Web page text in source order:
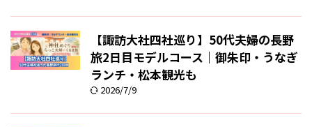
【諏訪大社四社巡り】50代夫婦の長野
旅2日目モデルコース｜御朱印・うなぎ
ランチ・松本観光も
2026/7/9